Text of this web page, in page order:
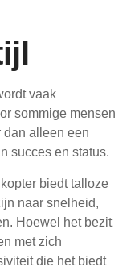
vaak
sommige mensen
dan alleen een
succes en status.
biedt talloze
naar snelheid,
Hoewel het bezit
met zich
die het biedt